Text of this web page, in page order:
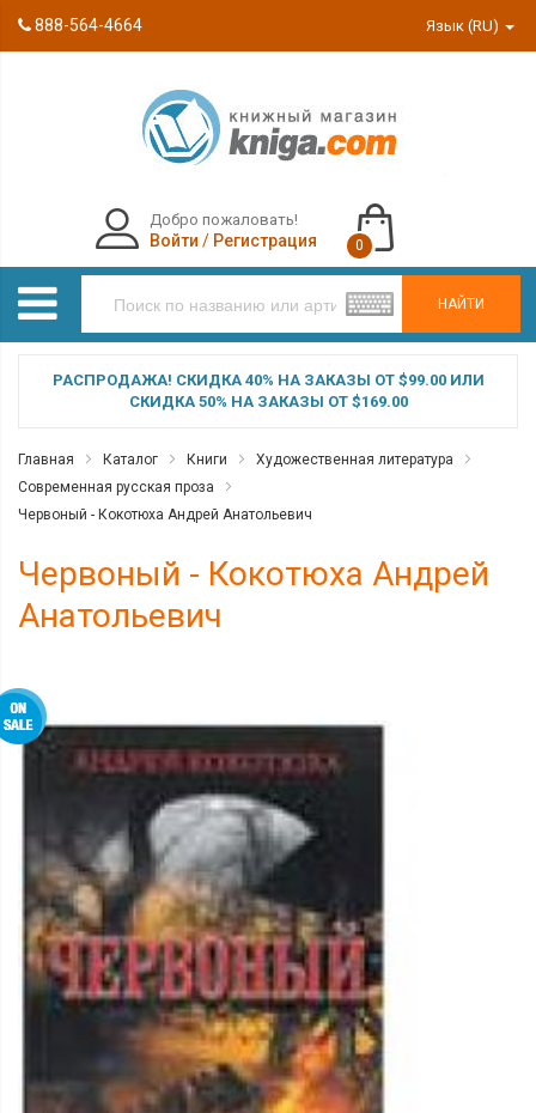
888-564-4664 Язык (RU)
НАЙТИ
Добро пожаловать!
Войти / Регистрация 0
РАСПРОДАЖА! СКИДКА 40% НА ЗАКАЗЫ ОТ $99.00 ИЛИ
СКИДКА 50% НА ЗАКАЗЫ ОТ $169.00
Главная Каталог Книги
Художественная литература
Современная русская проза
Червоный - Кокотюха Андрей Анатольевич
Червоный - Кокотюха Андрей
Анатольевич